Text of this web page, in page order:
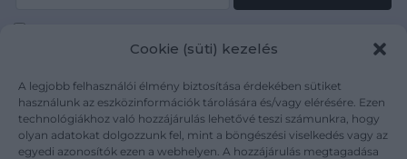
Cookie (süti) kezelés
A legjobb felhasználói élmény biztosítása érdekében sütiket
használunk az eszközinformációk tárolására és/vagy elérésére. Ezen
technológiákhoz való hozzájárulás lehetővé teszi számunkra, hogy
olyan adatokat dolgozzunk fel, mint a böngészési viselkedés vagy az
egyedi azonosítók ezen a webhelyen. A hozzájárulás megtagadása
mutargy.com/adatkezelesi-tajekoztato/
Rólunk
Médiaajánlat
Karrier
Áraink
ÁSZF
Adatvédelem